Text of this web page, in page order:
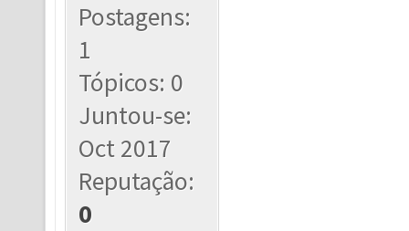
Postagens:
1
Tópicos: 0
Juntou-se:
Oct 2017
Reputação:
0